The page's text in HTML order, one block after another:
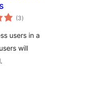
(3total
de
)
users in a
will